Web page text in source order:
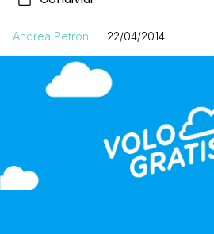
Andrea Petroni 22/04/2014